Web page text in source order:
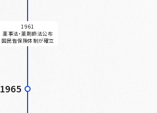
1961
薬事法・薬剤師法公布
国民皆保険体制が確立
1965